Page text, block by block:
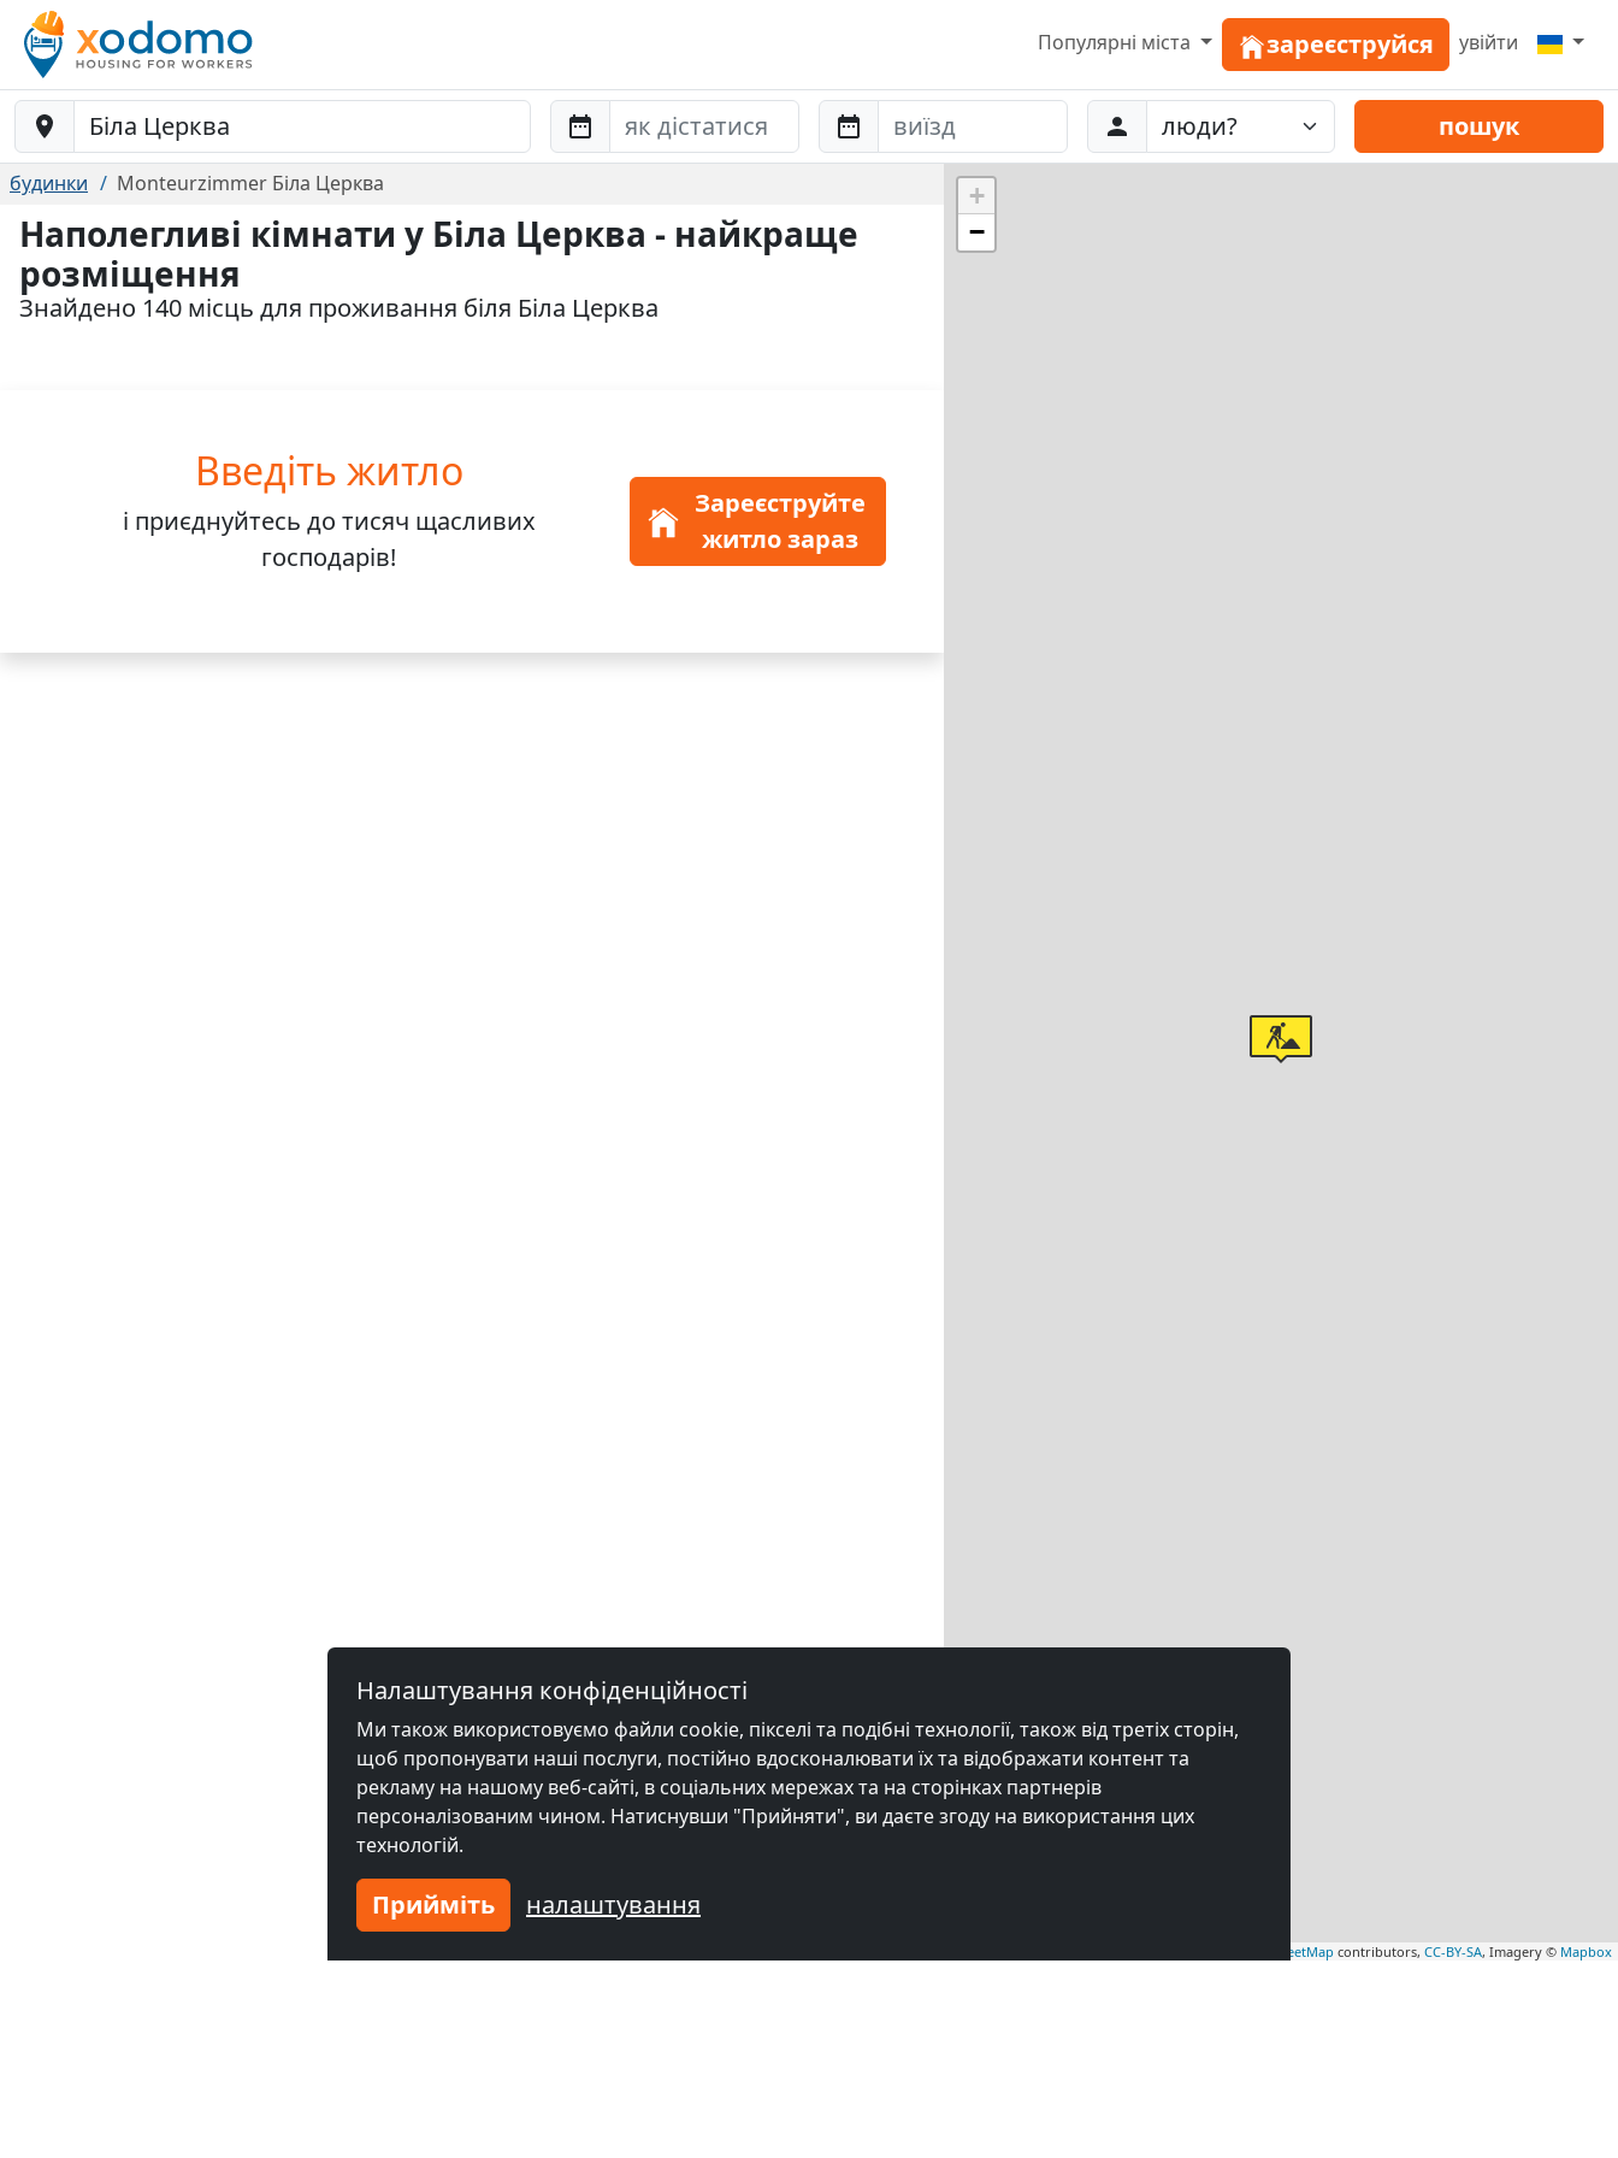
Популярні міста зареєструйся увійти
Baustelle-Location Anreise Abreise Abreise
люди пошук
будинки Monteurzimmer Біла Церква
Наполегливі кімнати у Біла Церква - найкраще
розміщення
Знайдено 140 місць для проживання біля Біла Церква
Введіть житло
і приєднуйтесь до тисяч щасливих
господарів!
Зареєструйте
житло зараз
+
−
OpenStreetMap contributors, CC-BY-SA, Imagery © Mapbox
Налаштування конфіденційності
Ми також використовуємо файли cookie, пікселі та подібні технології, також від третіх сторін,
щоб пропонувати наші послуги, постійно вдосконалювати їх та відображати контент та
рекламу на нашому веб-сайті, в соціальних мережах та на сторінках партнерів
персоналізованим чином. Натиснувши "Прийняти", ви даєте згоду на використання цих
технологій.
Прийміть налаштування